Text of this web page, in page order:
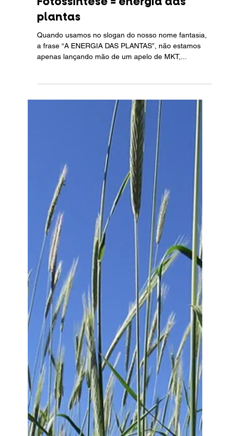
Plantação
Fotossíntese = energia das
plantas
Quando usamos no slogan do nosso nome fantasia,